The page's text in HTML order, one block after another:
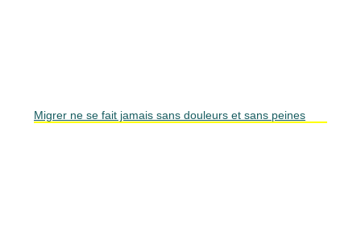
Migrer ne se fait jamais sans douleurs et sans peines